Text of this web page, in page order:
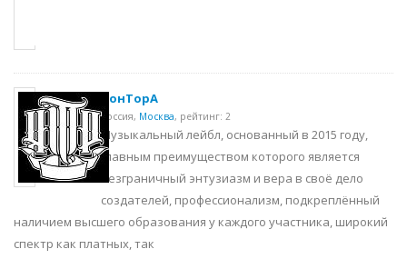
КонТорА
Россия, Москва, рейтинг: 2
Музыкальный лейбл, основанный в 2015 году,
главным преимуществом которого является
безграничный энтузиазм и вера в своё дело
создателей, профессионализм, подкреплённый
наличием высшего образования у каждого участника, широкий
спектр как платных, так